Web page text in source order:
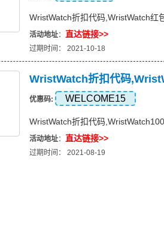
WristWatch折扣代码,WristWatch红
活动地址： 直达链接>>
过期时间： 2021-10-18
WristWatch折扣代码
优惠码: WELCOME15
WristWatch折扣代码
活动地址： 直达链接>>
过期时间： 2021-08-19